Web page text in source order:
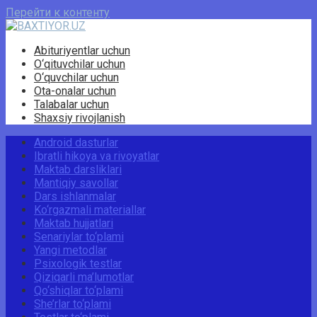
Перейти к контенту
Abituriyentlar uchun
O‘qituvchilar uchun
O‘quvchilar uchun
Ota-onalar uchun
Talabalar uchun
Shaxsiy rivojlanish
Android dasturlar
Ibratli hikoya va rivoyatlar
Maktab darsliklari
Mantiqiy savollar
Dars ishlanmalar
Ko‘rgazmali materiallar
Maktab hujjatlari
Senariylar to‘plami
Yangi metodlar
Psixologik testlar
Qiziqarli ma’lumotlar
Qo‘shiqlar to‘plami
She’rlar to‘plami